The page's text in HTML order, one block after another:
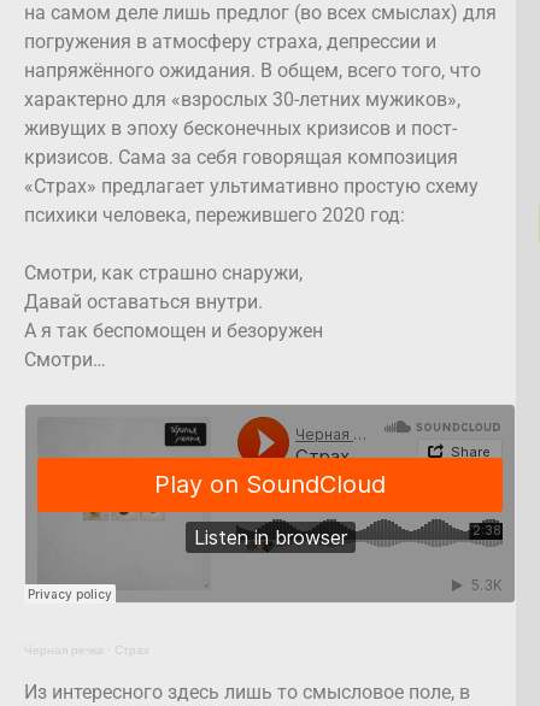
на самом деле лишь предлог (во всех смыслах) для
погружения в атмосферу страха, депрессии и
напряжённого ожидания. В общем, всего того, что
характерно для «взрослых 30-летних мужиков»,
живущих в эпоху бесконечных кризисов и пост-
кризисов. Сама за себя говорящая композиция
«Страх» предлагает ультимативно простую схему
психики человека, пережившего 2020 год:
Смотри, как страшно снаружи,
Давай оставаться внутри.
А я так беспомощен и безоружен
Смотри…
Черная речка · Страх
Из интересного здесь лишь то смысловое поле, в